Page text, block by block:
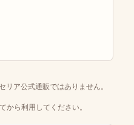
セリア公式通販ではありません。
から利用してください。